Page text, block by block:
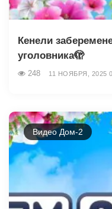
Кенели
уголовника🫣
248 11 НОЯБРЯ, 2025
Видео Дом-2